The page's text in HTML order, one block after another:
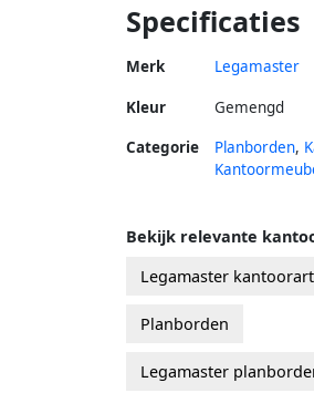
Specificaties
Merk Legamaster
Kleur
Gemengd
Categorie
Planborden,
Bekijk relevante
Legamaster
Planborden
Legamaster